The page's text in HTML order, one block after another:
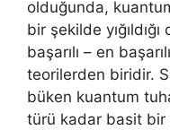
olduğunda,
bir şekilde
başarılı – en
teorilerden biridir.
büken kuantum
türü kadar basit bir